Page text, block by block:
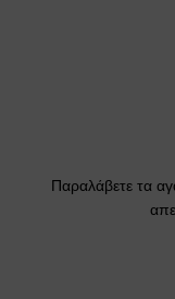
Παραλάβετε τα